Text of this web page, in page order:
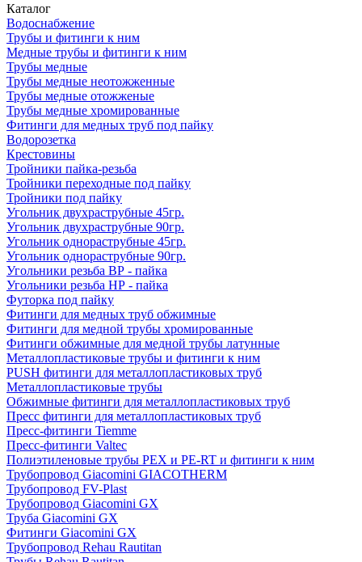
Каталог
Водоснабжение
Трубы и фитинги к ним
Медные трубы и фитинги к ним
Трубы медные
Трубы медные неотожженные
Трубы медные отожженые
Трубы медные хромированные
Фитинги для медных труб под пайку
Водорозетка
Крестовины
Тройники пайка-резьба
Тройники переходные под пайку
Тройники под пайку
Угольник двухраструбные 45гр.
Угольник двухраструбные 90гр.
Угольник однораструбные 45гр.
Угольник однораструбные 90гр.
Угольники резьба ВР - пайка
Угольники резьба НР - пайка
Футорка под пайку
Фитинги для медных труб обжимные
Фитинги для медной трубы хромированные
Фитинги обжимные для медной трубы латунные
Металлопластиковые трубы и фитинги к ним
PUSH фитинги для металлопластиковых труб
Металлопластиковые трубы
Обжимные фитинги для металлопластиковых труб
Пресс фитинги для металлопластиковых труб
Пресс-фитинги Tiemme
Пресс-фитинги Valtec
Полиэтиленовые трубы PEX и PE-RT и фитинги к ним
Трубопровод Giacomini GIACOTHERM
Трубопровод FV-Plast
Трубопровод Giacomini GX
Труба Giacomini GX
Фитинги Giacomini GX
Трубопровод Rehau Rautitan